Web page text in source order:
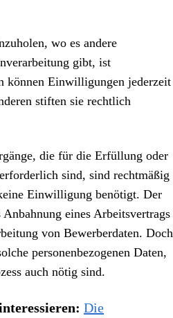
wo es andere
gibt, ist
können Einwilligungen jederzeit
stiften sie rechtlich
die für die Erfüllung oder
sind, sind rechtmäßig
Einwilligung benötigt. Der
eines Arbeitsvertrags
von Bewerberdaten. Doch
personenbezogenen Daten,
auch nötig sind.
Die